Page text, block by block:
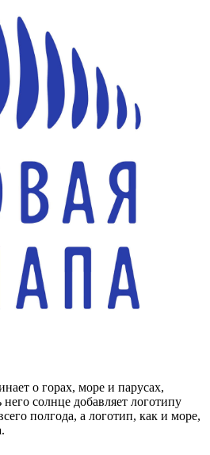
о горах, море и парусах,
солнце добавляет логотипу
полгода, а логотип, как и море,